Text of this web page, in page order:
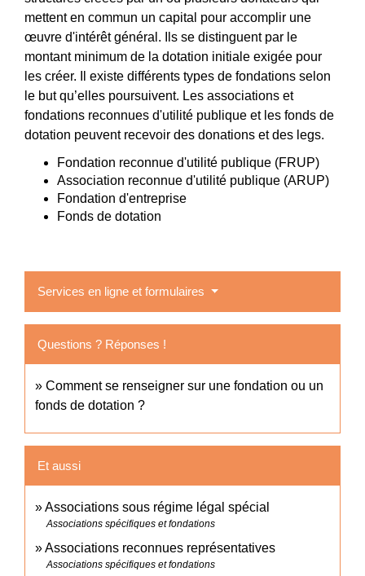
mettent en commun un capital pour accomplir une
œuvre d'intérêt général. Ils se distinguent par le
montant minimum de la dotation initiale exigée pour
les créer. Il existe différents types de fondations selon
le but qu’elles poursuivent. Les associations et
fondations reconnues d'utilité publique et les fonds de
dotation peuvent recevoir des donations et des legs.
Fondation reconnue d'utilité publique (FRUP)
Association reconnue d'utilité publique (ARUP)
Fondation d'entreprise
Fonds de dotation
Services en ligne et formulaires
Questions ? Réponses !
Comment se renseigner sur une fondation ou un
fonds de dotation ?
Et aussi
Associations sous régime légal spécial
Associations spécifiques et fondations
Associations reconnues représentatives
Associations spécifiques et fondations